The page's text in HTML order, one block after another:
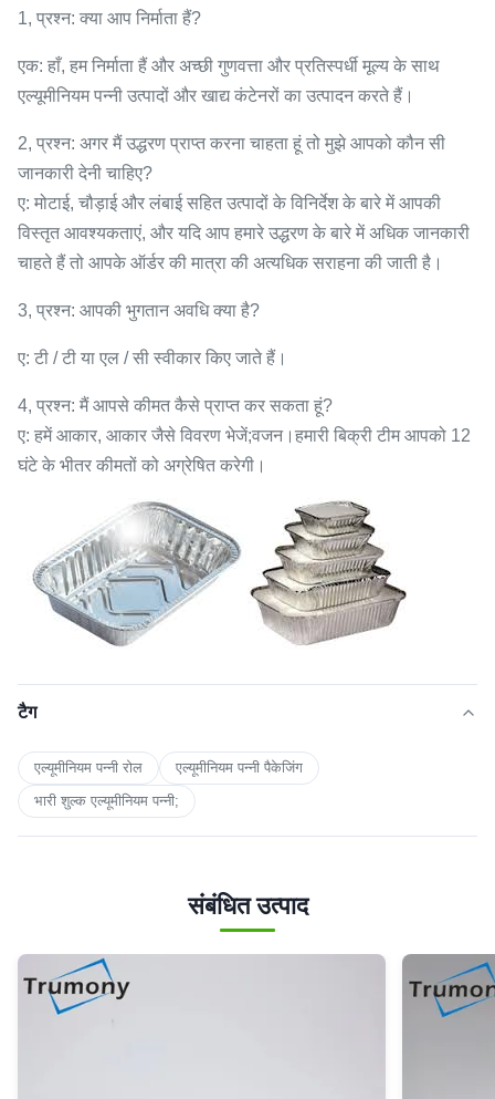
1, प्रश्न: क्या आप निर्माता हैं?
एक: हाँ, हम निर्माता हैं और अच्छी गुणवत्ता और प्रतिस्पर्धी मूल्य के साथ
एल्यूमीनियम पन्नी उत्पादों और खाद्य कंटेनरों का उत्पादन करते हैं।
2, प्रश्न: अगर मैं उद्धरण प्राप्त करना चाहता हूं तो मुझे आपको कौन सी
जानकारी देनी चाहिए?
ए: मोटाई, चौड़ाई और लंबाई सहित उत्पादों के विनिर्देश के बारे में आपकी
विस्तृत आवश्यकताएं, और यदि आप हमारे उद्धरण के बारे में अधिक जानकारी
चाहते हैं तो आपके ऑर्डर की मात्रा की अत्यधिक सराहना की जाती है।
3, प्रश्न: आपकी भुगतान अवधि क्या है?
ए: टी / टी या एल / सी स्वीकार किए जाते हैं।
4, प्रश्न: मैं आपसे कीमत कैसे प्राप्त कर सकता हूं?
ए: हमें आकार, आकार जैसे विवरण भेजें;वजन।हमारी बिक्री टीम आपको 12
घंटे के भीतर कीमतों को अग्रेषित करेगी।
टैग
एल्यूमीनियम पन्नी रोल
एल्यूमीनियम पन्नी पैकेजिंग
भारी शुल्क एल्यूमीनियम पन्नी;
संबंधित उत्पाद